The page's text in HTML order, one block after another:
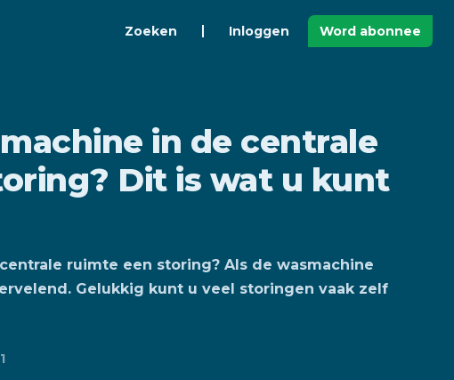
Zoeken Inloggen Word abonnee
in de centrale
Dit is wat u kunt
ruimte een storing? Als de wasmachine
Gelukkig kunt u veel storingen vaak zelf